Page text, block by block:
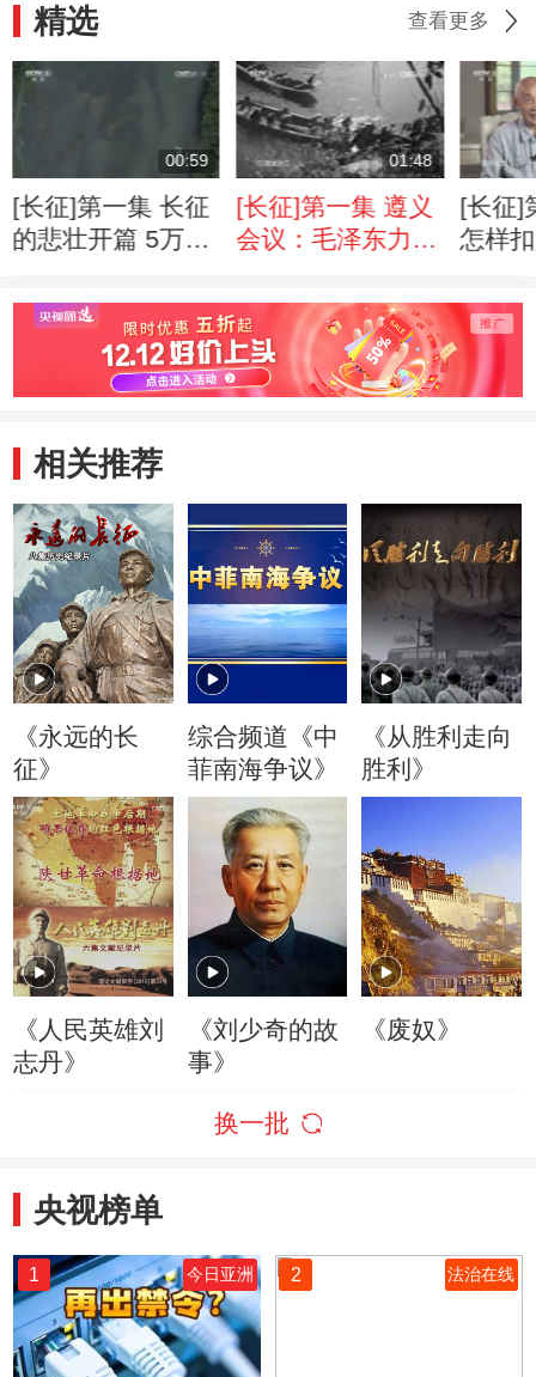
精选 查看更多
00:59
[长征]第一集 长征
的悲壮开篇 5万6
01:48
[长征]第一集 遵义
会议：毛泽东力挽
年走向成熟
[长征]
怎样
相关推荐
《永远的长
征》
综合频道《中
菲南海争议》
《从胜利走向
胜利》
《人民英雄刘
志丹》
《刘少奇的故
事》
《废奴》
换一批
央视榜单
1 今日亚洲 2 法治在线